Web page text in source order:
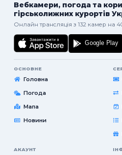
Вебкамери, погода та
гірськолижних курортів
Онлайн трансляція з 132 камер на
ОСНОВНЕ
Головна
Погода
Мапа
Новини
АКАУНТ